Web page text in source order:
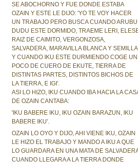
SE ABOCHORNO Y FUE DONDE ESTABA
OZAIN Y ESTE LE DIJO: 'YO TE VOY HACER
UN TRABAJO PERO BUSCA CUANDO ARUBU
DUDU ESTE DORMIDO, TRAEME LERI,
RAIZ DE CAIMITO, VERGONZOSA,
SALVADERA, MARAVILLA BLANCA Y
Y CUANDO IKU ESTE DURMIENDO COGE UN
POCO DE CUERO DE EKUTE, TIERRA DE
DISTINTAS PARTES, DISTINTOS BICHOS DE
LA TIERRA, E IGI'.
ASI LO HIZO, IKU CUANDO IBA HACIA LA
DE OZAIN CANTABA:
'IKU BABERE IKU, IKU OZAIN BARAZUN, IKU
BABERE IKU'.
OZAIN LO OYO Y DIJO, AHI VIENE IKU, OZAIN
LE HIZO EL TRABAJO Y MANDO A IKU A QUE
LO GUARDARA EN UNA MATA DE
CUANDO LLEGARA A LA TIERRA DONDE